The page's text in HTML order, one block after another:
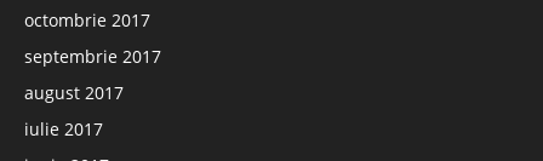
octombrie 2017
septembrie 2017
august 2017
iulie 2017